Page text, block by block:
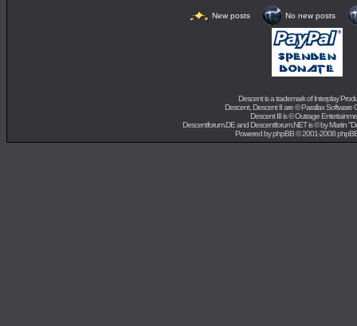
New posts No new posts
Descent is a trademark ofInterplay
Descent, Descent II are ©Parallax Software
Descent III is ©Outrage
Descentforum.DE and Descentforum.NET is © byMartin
Powered byphpBB© 2001-2008